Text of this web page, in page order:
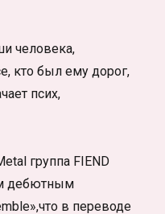
человека,
кто был ему дорог,
псих,
группа FIEND
дебютным
в переводе